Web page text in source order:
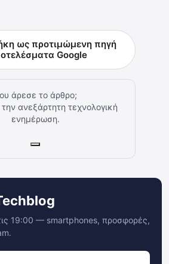
ως προτιμώμενη πηγή
Google
άρεσε το άρθρο;
ανεξάρτητη τεχνολογική
ενημέρωση.
19:00 — smartphones, προσφορές,